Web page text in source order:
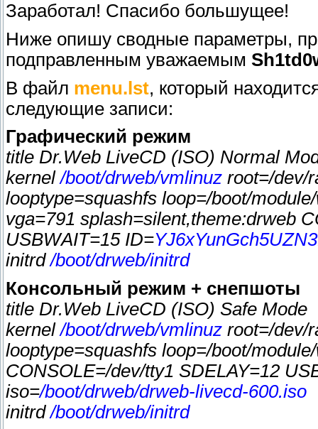
Заработал! Спасибо большущее!
Ниже опишу сводные параметры,
подправленным уважаемым
В файл menu.lst, который
следующие записи:
Графический режим
title Dr.Web LiveCD (ISO) Normal
kernel/boot/drweb/vmlinuz root=/dev/
looptype=squashfs loop=/boot/
vga=791 splash=silent,theme:drweb
USBWAIT=15 ID=
initrd/boot/drweb/initrd
Консольный режим + снепшоты
title Dr.Web LiveCD (ISO) Safe Mode
kernel/boot/drweb/vmlinuz root=/dev/
looptype=squashfs loop=/boot/
CONSOLE=/dev/tty1 SDELAY=12
iso=/boot/drweb/drweb-livecd-600.iso
initrd/boot/drweb/initrd